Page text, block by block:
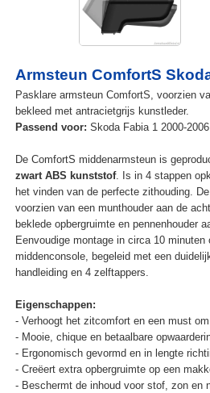
Armsteun ComfortS
Pasklare armsteun ComfortS, voorzien
bekleed met antracietgrijs kunstleder.
Passend voor: Skoda Fabia 1 2000-2006
De ComfortS middenarmsteun is
zwart ABS kunststof. Is in 4 stappen
het vinden van de perfecte zithouding.
voorzien van een munthouder aan de
beklede opbergruimte en pennenhouder
Eenvoudige montage in circa 10
middenconsole, begeleid met een
handleiding en 4 zelftappers.
Eigenschappen:
- Verhoogt het zitcomfort en een must
- Mooie, chique en betaalbare
- Ergonomisch gevormd en in lengte
- Creëert extra opbergruimte op een
- Beschermt de inhoud voor stof, zon en